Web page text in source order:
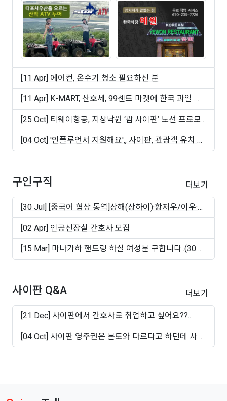
[11 Apr] 에어컨, 온수기 청소 필요하신 분
[11 Apr] K-MART, 산호세, 99센트 마켓에 한국 과일 및
빵 ..
[25 Oct] 티웨이항공, 지상낙원 ‘괌·사이판’ 노선 프로모..
[04 Oct] '인플루언서 지원해요',, 사이판, 관광객 유치 마
케..
구인구직 더보기
[30 Jul] [중국어 협상 통역]상해(상하이)·항저우/이우·
쑤..
[02 Apr] 인공신장실 간호사 모집
[15 Mar] 마나가하 핸드링 하실 여성분 구합니다..(30대
~50십..
사이판 Q&A 더보기
[21 Dec] 사이판에서 간호사로 취업하고 싶어요??..
[04 Oct] 사이판 영주권은 본토와 다르다고 하던데 사실
인가..